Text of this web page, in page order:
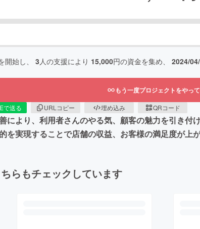
開始し、 3 人の支援により 15,000円の資金を集め、 2024/
もう一度プロジェクトをやっ
で送る URLコピー 埋め込み QRコード
により、利用者さんのやる気、顧客の魅力を引き
を実現することで店舗の収益、お客様の満足度が上
らもチェックしています